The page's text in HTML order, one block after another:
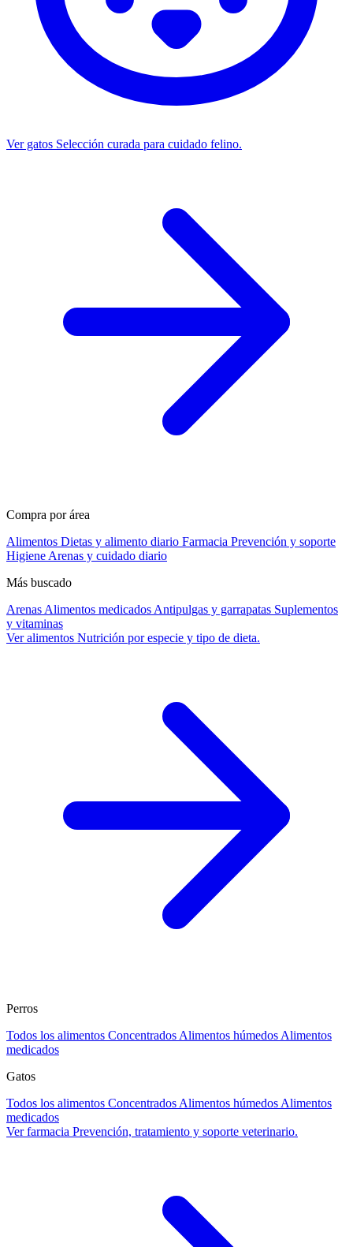
Ver gatos Selección curada para cuidado felino.
Compra por área
Alimentos Dietas y alimento diario Farmacia Prevención y soporte
Higiene Arenas y cuidado diario
Más buscado
Arenas Alimentos medicados Antipulgas y garrapatas Suplementos
y vitaminas
Ver alimentos Nutrición por especie y tipo de dieta.
Perros
Todos los alimentos Concentrados Alimentos húmedos Alimentos
medicados
Gatos
Todos los alimentos Concentrados Alimentos húmedos Alimentos
medicados
Ver farmacia Prevención, tratamiento y soporte veterinario.